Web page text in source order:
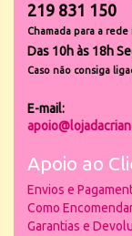
219 831 150
Chamada para a
Das 10h às 18h
Caso não consiga
E-mail:
Apoio ao
Envios e
Como
Garantias e